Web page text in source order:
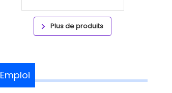
Plus de produits
Emploi